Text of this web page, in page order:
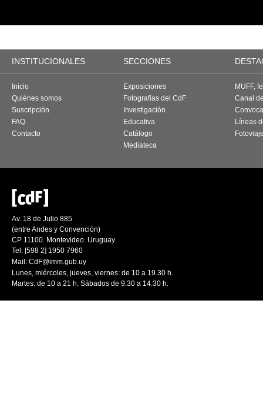
INSTITUCIONALES SECCIONES
Inicio
Quiénes somos
Suscripción
FAQ
Contacto
Exposiciones
Fotografías del CdF
Investigación
Educativa
Catálogo
Mediateca
MUFF,
Canal
Líneas
Av. 18 de Julio 885
(entre Andes y Convención)
CP 11100. Montevideo. Uruguay
Tel: [598 2] 1950 7960
Mail: CdF@imm.gub.uy
Lunes, miércoles, jueves, viernes: de 10 a 19.30 h.
Martes: de 10 a 21 h. Sábados de 9.30 a 14.30 h.